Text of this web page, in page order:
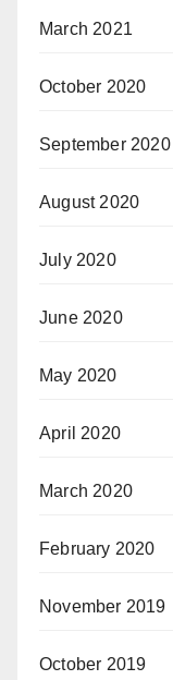
March 2021
October 2020
September 2020
August 2020
July 2020
June 2020
May 2020
April 2020
March 2020
February 2020
November 2019
October 2019